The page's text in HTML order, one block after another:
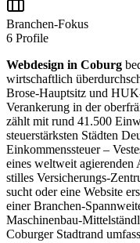
Branchen-Fokus
6 Profile
Webdesign in Coburg
wirtschaftlich
Brose-Hauptsitz und
Verankerung in der
zählt mit rund 41.500
steuerstärksten Städten
Einkommenssteuer –
eines weltweit
stilles Versicherungs-
sucht oder eine Website
einer Branchen-
Maschinenbau-
Coburger Stadtrand